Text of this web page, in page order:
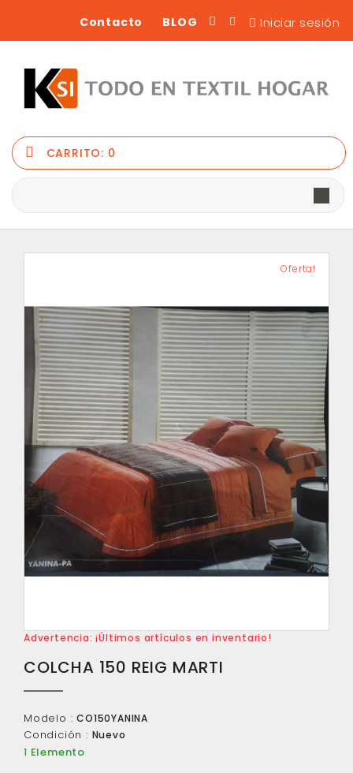
Iniciar sesión
BLOG
Contacto
CARRITO: 0
Oferta!
Advertencia: ¡Últimos artículos en inventario!
COLCHA 150 REIG MARTI
Modelo : CO150YANINA
Condición : Nuevo
1 Elemento